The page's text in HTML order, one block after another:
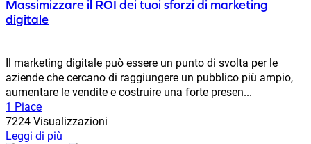
Massimizzare il ROI dei tuoi sforzi di marketing
digitale
Il marketing digitale può essere un punto di svolta per le
aziende che cercano di raggiungere un pubblico più ampio,
aumentare le vendite e costruire una forte presen...
1 Piace
7224 Visualizzazioni
Leggi di più